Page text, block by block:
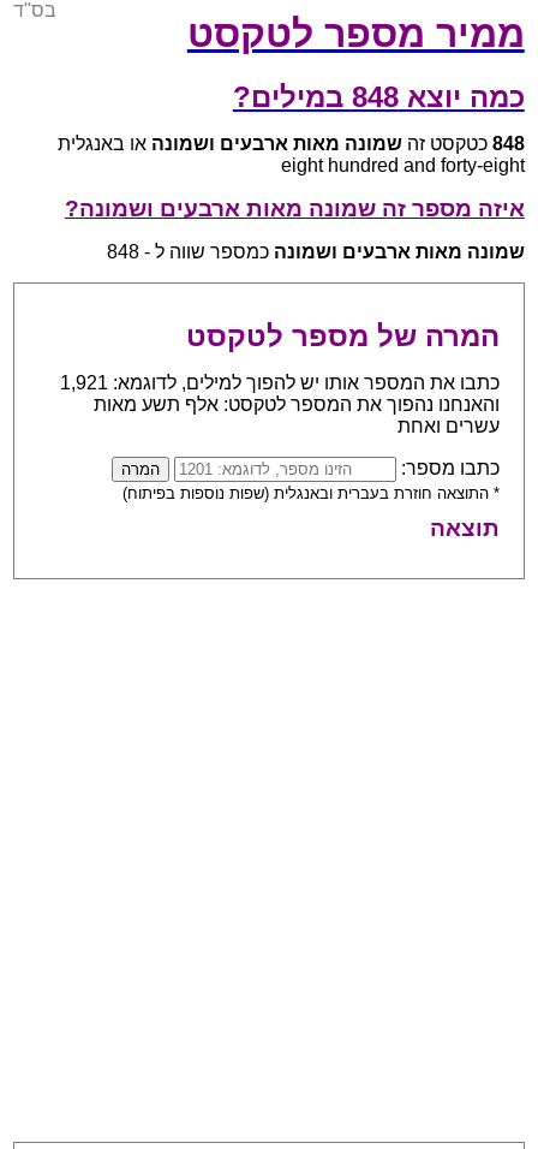
ממיר מספר לטקסט
בס"ד
כמה יוצא 848 במילים?
848 כטקסט זהשמונה מאות ארבעים ושמונה או באנגלית
eight hundred and forty-eight
איזה מספר זה שמונה מאות ארבעים ושמונה?
שמונה מאות ארבעים ושמונה כמספר שווה ל - 848
המרה של מספר לטקסט
כתבו את המספר אותו יש להפוך למילים, לדוגמא: 1,921
והאנחנו נהפוך את המספר לטקסט: אלף תשע מאות
עשרים ואחת
כתבו מספר:
* התוצאה חוזרת בעברית ובאנגלית (שפות נוספות בפיתוח)
תוצאה